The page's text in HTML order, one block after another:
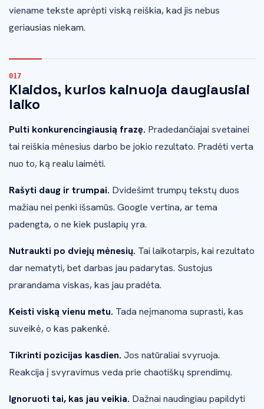
viename tekste aprėpti viską reiškia, kad jis nebus
geriausias niekam.
Klaidos, kurios kainuoja daugiausiai
laiko
Pulti konkurencingiausią frazę. Pradedančiajai svetainei
tai reiškia mėnesius darbo be jokio rezultato. Pradėti verta
nuo to, ką realu laimėti.
Rašyti daug ir trumpai. Dvidešimt trumpų tekstų duos
mažiau nei penki išsamūs. Google vertina, ar tema
padengta, o ne kiek puslapių yra.
Nutraukti po dviejų mėnesių. Tai laikotarpis, kai rezultato
dar nematyti, bet darbas jau padarytas. Sustojus
prarandama viskas, kas jau pradėta.
Keisti viską vienu metu. Tada neįmanoma suprasti, kas
suveikė, o kas pakenkė.
Tikrinti pozicijas kasdien. Jos natūraliai svyruoja.
Reakcija į svyravimus veda prie chaotiškų sprendimų.
Ignoruoti tai, kas jau veikia. Dažnai naudingiau papildyti